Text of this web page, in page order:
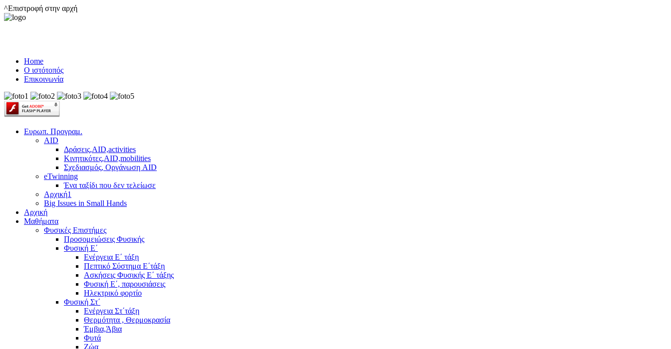
^Επιστροφή στην αρχή
Home
Ο ιστότοπός
Επικοινωνία
Ευρωπ. Προγραμ.
AID
Δράσεις,AID,activities
Κινητικότες,AID,mobilities
Σχεδιασμός, Οργάνωση AID
eTwinning
Ένα ταξίδι που δεν τελείωσε
Αρχική1
Big Issues in Small Hands
Αρχική
Μαθήματα
Φυσικές Επιστήμες
Προσομειώσεις Φυσικής
Φυσική Ε΄
Ενέργεια Ε΄ τάξη
Πεπτικό Σύστημα Ε΄τάξη
Ασκήσεις Φυσικής Ε΄ τάξης
Φυσική Ε΄, παρουσιάσεις
Ηλεκτρικό φορτίο
Φυσική Στ΄
Ενέργεια Στ΄τάξη
Θερμότητα , Θερμοκρασία
Έμβια,Άβια
Φυτά
Ζώα